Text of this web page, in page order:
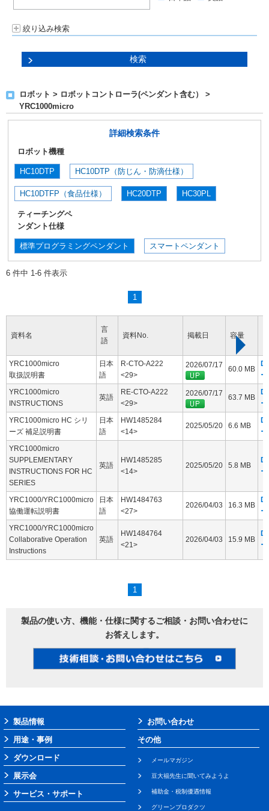
絞り込み検索
ロボット > ロボットコントローラ(ペンダント含む） >
YRC1000micro
詳細検索条件
ロボット機種
HC10DTP HC10DTP（防じん・防滴仕様）
HC10DTFP（食品仕様） HC20DTP HC30PL
ティーチングペ
ンダント仕様
標準プログラミングペンダント スマートペンダント
6 件中 1-6 件表示
1
資料名
言
語
資料No. 掲載日 容量
YRC1000micro
取扱説明書
日本
語
R-CTO-A222
<29>
2026/07/17 60.0 MB
YRC1000micro
INSTRUCTIONS
英語
RE-CTO-A222
<29>
2026/07/17 63.7 MB
YRC1000micro HC シリ
ーズ 補足説明書
日本
語
HW1485284
<14>
2025/05/20 6.6 MB
YRC1000micro
SUPPLEMENTARY
INSTRUCTIONS FOR HC
SERIES
英語
HW1485285
<14>
2025/05/20 5.8 MB
YRC1000/YRC1000micro
協働運転説明書
日本
語
HW1484763
<27>
2026/04/03 16.3 MB
YRC1000/YRC1000micro
Collaborative Operation
Instructions
英語
HW1484764
<21>
2026/04/03 15.9 MB
1
製品の使い方、機能・仕様に関するご相談・お問い合わせに
お答えします。
製品情報
用途・事例
ダウンロード
展示会
サービス・サポート
お問い合わせ
その他
メールマガジン
豆大福先生に聞いてみようよ
補助金・税制優遇情報
グリーンプロダクツ